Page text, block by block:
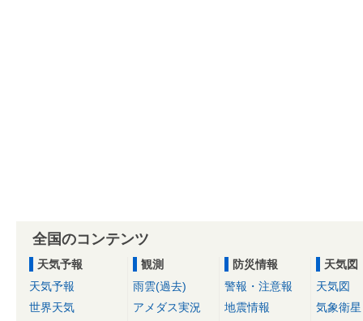
全国のコンテンツ
天気予報
天気予報
世界天気
観測
雨雲(過去)
アメダス実況
防災情報
警報・注意報
地震情報
天気図
天気図
気象衛星